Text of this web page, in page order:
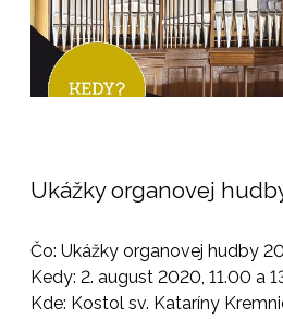
Ukážky organovej
Čo: Ukážky organovej hudby
Kedy: 2. august 2020, 11.00 a
Kde: Kostol sv. Kataríny